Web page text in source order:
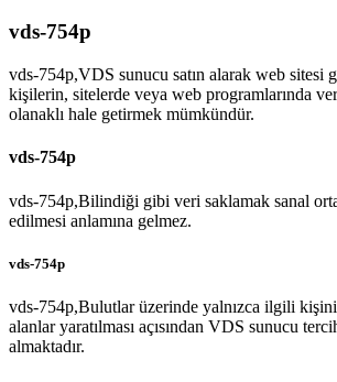
vds-754p
vds-754p,VDS sunucu satın alarak web sitesi
kişilerin, sitelerde veya web programlarında
olanaklı hale getirmek mümkündür.
vds-754p
vds-754p,Bilindiği gibi veri saklamak sanal
edilmesi anlamına gelmez.
vds-754p
vds-754p,Bulutlar üzerinde yalnızca ilgili
alanlar yaratılması açısından VDS sunucu
almaktadır.